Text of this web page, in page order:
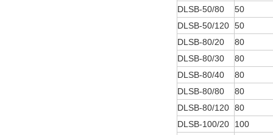
DLSB-50/80
50
DLSB-50/120 50
DLSB-80/20
80
DLSB-80/30
80
DLSB-80/40
80
DLSB-80/80
80
DLSB-80/120 80
DLSB-100/20
100